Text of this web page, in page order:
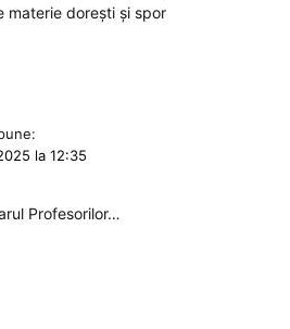
materie dorești și spor
la 12:35
Profesorilor…